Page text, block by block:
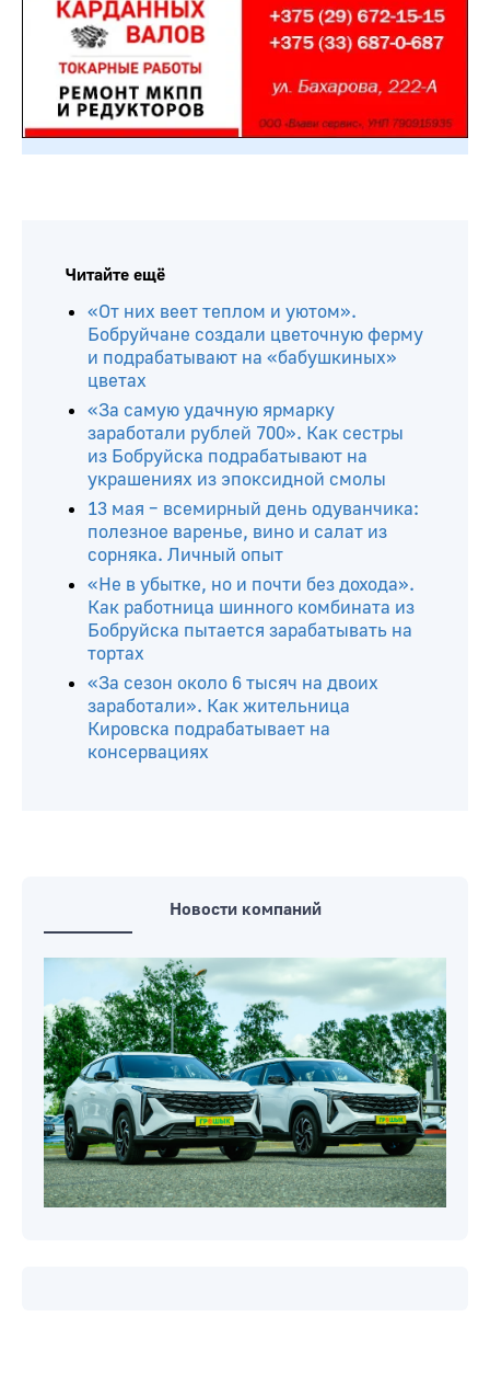
Читайте ещё
«От них веет теплом и уютом».
Бобруйчане создали цветочную ферму
и подрабатывают на «бабушкиных»
цветах
«За самую удачную ярмарку
заработали рублей 700». Как сестры
из Бобруйска подрабатывают на
украшениях из эпоксидной смолы
13 мая – всемирный день одуванчика:
полезное варенье, вино и салат из
сорняка. Личный опыт
«Не в убытке, но и почти без дохода».
Как работница шинного комбината из
Бобруйска пытается зарабатывать на
тортах
«За сезон около 6 тысяч на двоих
заработали». Как жительница
Кировска подрабатывает на
консервациях
Новости компаний